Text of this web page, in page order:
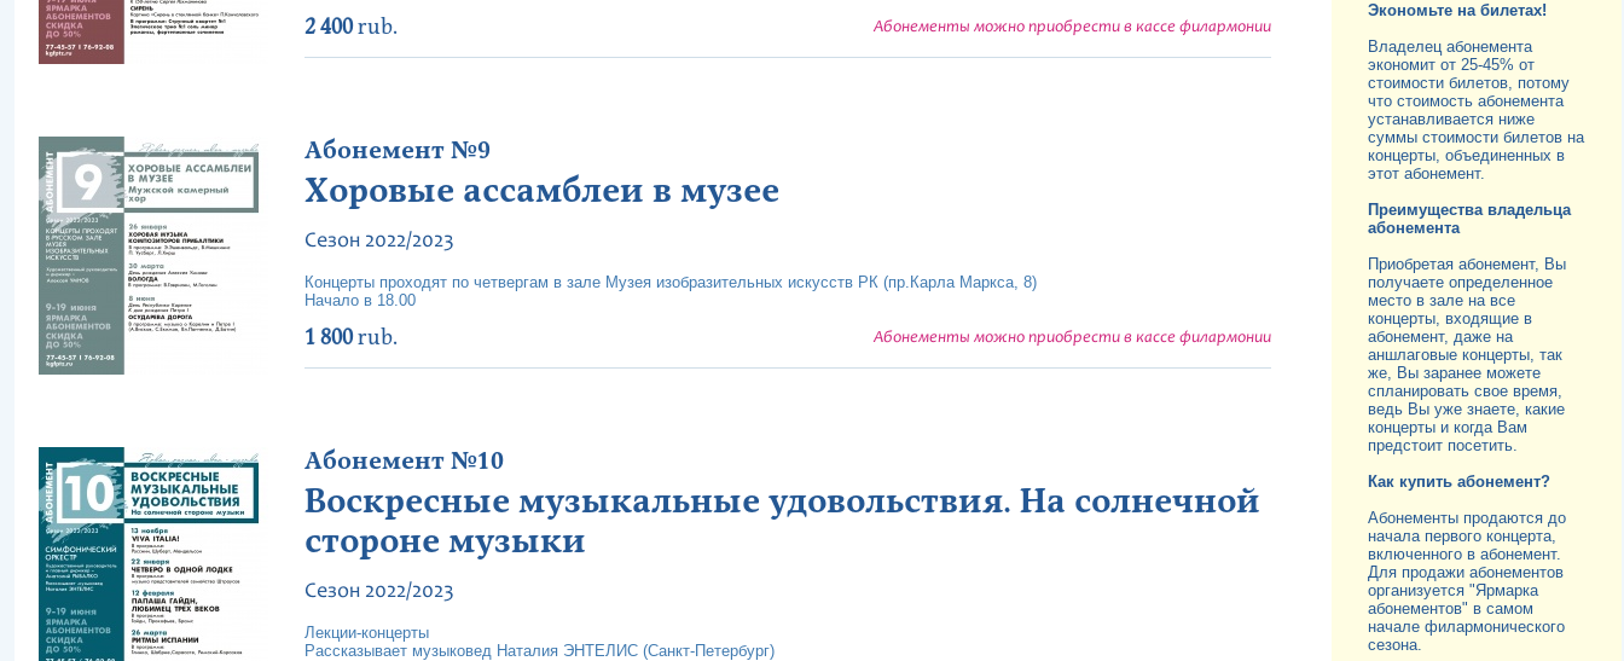
Экономьте на билетах!
Владелец абонемента
экономит от 25-45% от
стоимости билетов, потому
что стоимость абонемента
устанавливается ниже
суммы стоимости билетов на
концерты, объединенных в
этот абонемент.
Преимущества владельца
абонемента
Приобретая абонемент, Вы
получаете определенное
место в зале на все
концерты, входящие в
абонемент, даже на
аншлаговые концерты, так
же, Вы заранее можете
спланировать свое время,
ведь Вы уже знаете, какие
концерты и когда Вам
предстоит посетить.
Как купить абонемент?
Абонементы продаются до
начала первого концерта,
включенного в абонемент.
Для продажи абонементов
организуется "Ярмарка
абонементов" в самом
начале филармонического
сезона.
2 400rub. Абонементы можно приобрести в кассе филармонии
Абонемент №9
Хоровые ассамблеи в музее
Сезон 2022/2023
Концерты проходят по четвергам в зале Музея изобразительных искусств РК (пр.Карла Маркса, 8)
Начало в 18.00
1 800rub. Абонементы можно приобрести в кассе филармонии
Абонемент №10
Воскресные музыкальные удовольствия. На солнечной
стороне музыки
Сезон 2022/2023
Лекции-концерты
Рассказывает музыковед Наталия ЭНТЕЛИС (Санкт-Петербург)